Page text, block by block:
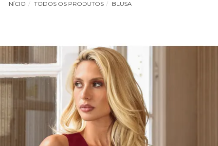
INÍCIO TODOS OS PRODUTOS BLUSA